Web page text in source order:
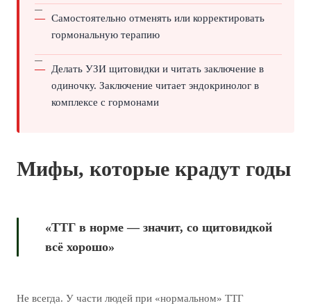
Самостоятельно отменять или корректировать
гормональную терапию
Делать УЗИ щитовидки и читать заключение в
одиночку. Заключение читает эндокринолог в
комплексе с гормонами
Мифы, которые крадут годы
«ТТГ в норме — значит, со щитовидкой
всё хорошо»
Не всегда. У части людей при «нормальном» ТТГ